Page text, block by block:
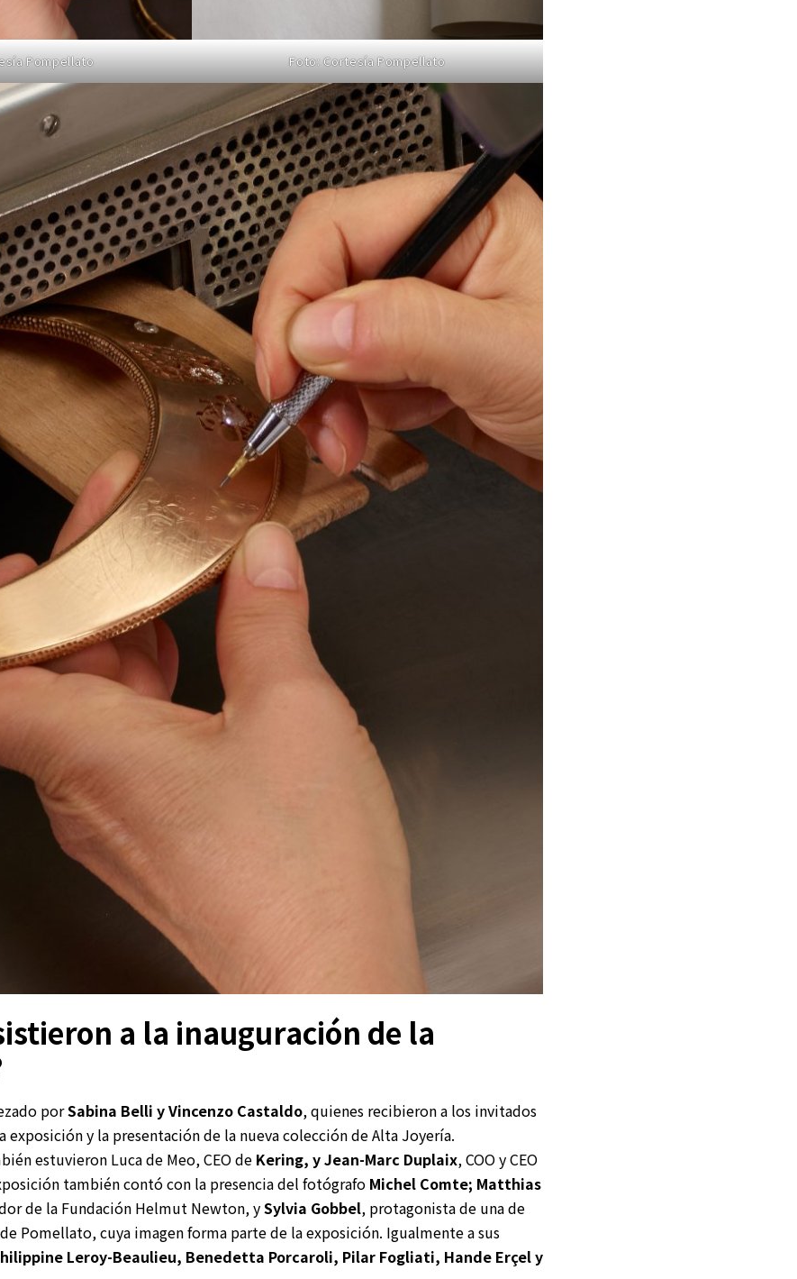
Pompellato Foto: Cortesía Pompellato
a la inauguración de la
porSabina Belli y Vincenzo Castaldo, quienes recibieron a los invitados
exposición y la presentación de la nueva colección de Alta Joyería.
estuvieron Luca de Meo, CEO de Kering, y Jean-Marc Duplaix, COO y CEO
también contó con la presencia del fotógrafo Michel Comte; Matthias
de la Fundación Helmut Newton, ySylvia Gobbel, protagonista de una de
Pomellato, cuya imagen forma parte de la exposición. Igualmente a sus
Leroy-Beaulieu, Benedetta Porcaroli, Pilar Fogliati, Hande Erçel y